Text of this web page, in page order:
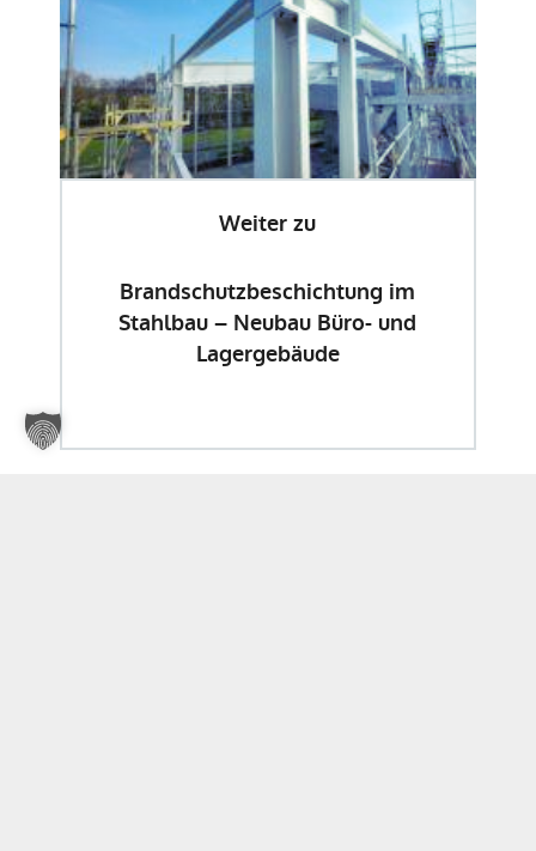
Weiter zu
Brandschutzbeschichtung im
Stahlbau – Neubau Büro- und
Lagergebäude